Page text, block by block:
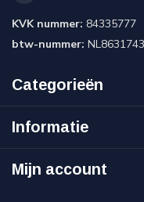
KVK nummer: 84335777
btw-nummer:
Categorieën
Informatie
Mijn account